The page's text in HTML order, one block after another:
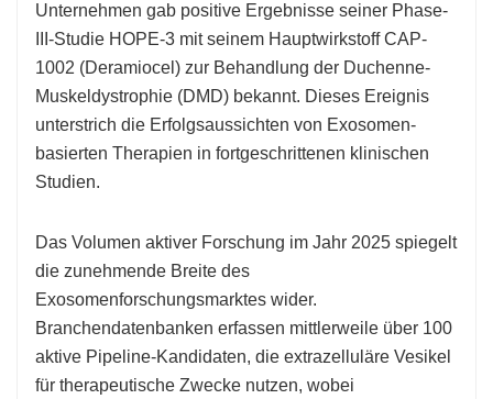
Unternehmen gab positive Ergebnisse seiner Phase-
III-Studie HOPE-3 mit seinem Hauptwirkstoff CAP-
1002 (Deramiocel) zur Behandlung der Duchenne-
Muskeldystrophie (DMD) bekannt. Dieses Ereignis
unterstrich die Erfolgsaussichten von Exosomen-
basierten Therapien in fortgeschrittenen klinischen
Studien.
Das Volumen aktiver Forschung im Jahr 2025 spiegelt
die zunehmende Breite des
Exosomenforschungsmarktes wider.
Branchendatenbanken erfassen mittlerweile über 100
aktive Pipeline-Kandidaten, die extrazelluläre Vesikel
für therapeutische Zwecke nutzen, wobei